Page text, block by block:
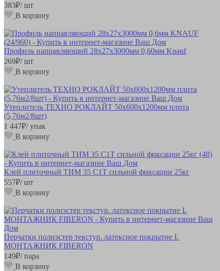
383₽/ шт
В корзину
Профиль направляющий 28х27х3000мм 0,60мм Knauf
269₽/ шт
В корзину
Утеплитель ТЕХНО РОКЛАЙТ 50х600х1200мм плита
(5,76м2/8шт)
1 447₽/ упак
В корзину
Клей плиточный ТИМ 35 С1Т сильной фиксации 25кг
557₽/ шт
В корзину
Перчатки полиэстер текстур. латексное покрытие L
МОНТАЖНИК FIBERON
149₽/ пара
В корзину